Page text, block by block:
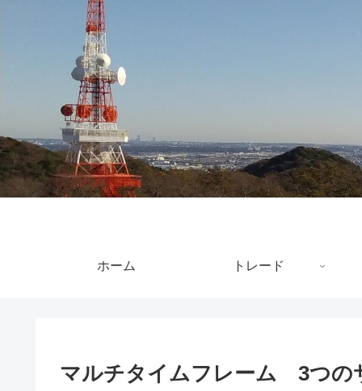
ホーム トレード
マルチタイムフレーム 3つの